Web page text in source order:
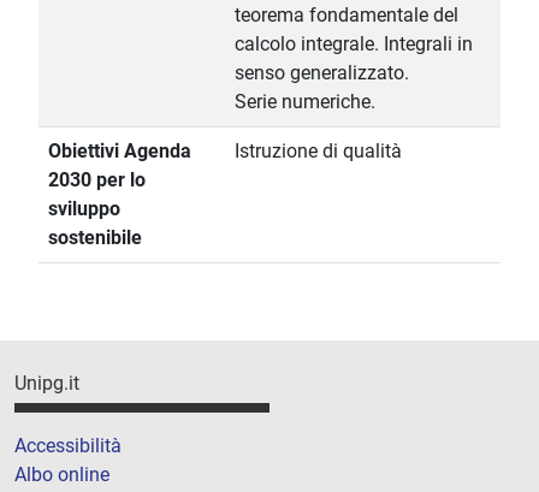
teorema fondamentale del
calcolo integrale. Integrali in
senso generalizzato.
Serie numeriche.
Obiettivi Agenda
2030 per lo
sviluppo
sostenibile
Istruzione di qualità
Unipg.it
Accessibilità
Albo online